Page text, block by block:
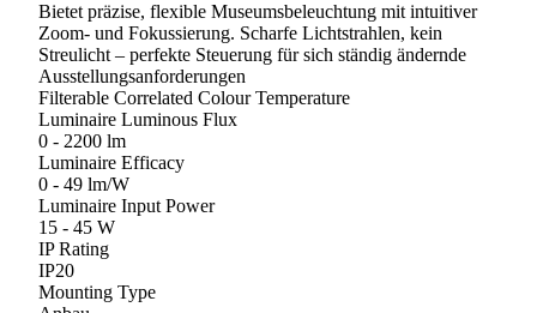
Bietet präzise, flexible Museumsbeleuchtung mit intuitiver
Zoom- und Fokussierung. Scharfe Lichtstrahlen, kein
Streulicht – perfekte Steuerung für sich ständig ändernde
Ausstellungsanforderungen
Filterable Correlated Colour Temperature
Luminaire Luminous Flux
0 - 2200 lm
Luminaire Efficacy
0 - 49 lm/W
Luminaire Input Power
15 - 45 W
IP Rating
IP20
Mounting Type